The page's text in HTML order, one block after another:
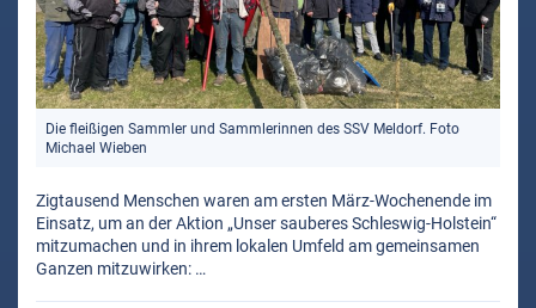
Die fleißigen Sammler und Sammlerinnen des SSV Meldorf. Foto
Michael Wieben
Zigtausend Menschen waren am ersten März-Wochenende im
Einsatz, um an der Aktion „Unser sauberes Schleswig-Holstein“
mitzumachen und in ihrem lokalen Umfeld am gemeinsamen
Ganzen mitzuwirken: …